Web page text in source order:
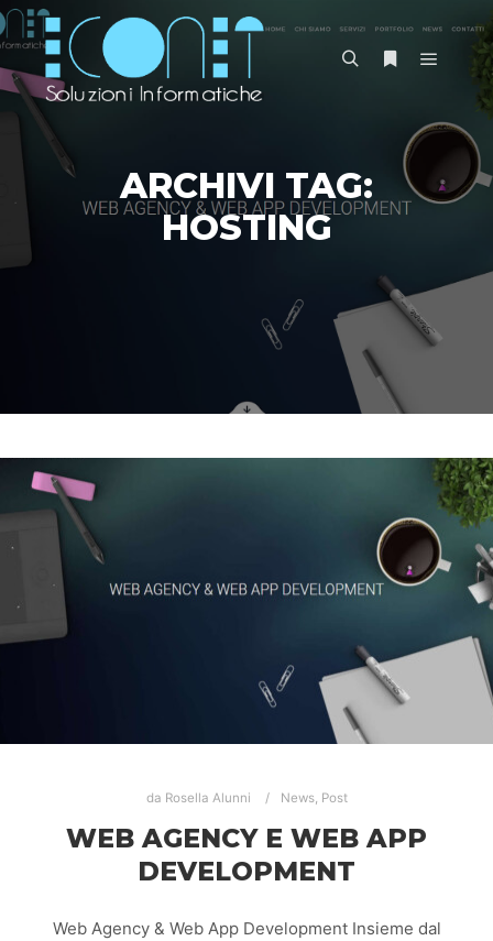
MaggioriMenu
ARCHIVI TAG:
HOSTING
da Rosella Alunni News, Post
WEB AGENCY E WEB APP
DEVELOPMENT
Web Agency & Web App Development Insieme dal